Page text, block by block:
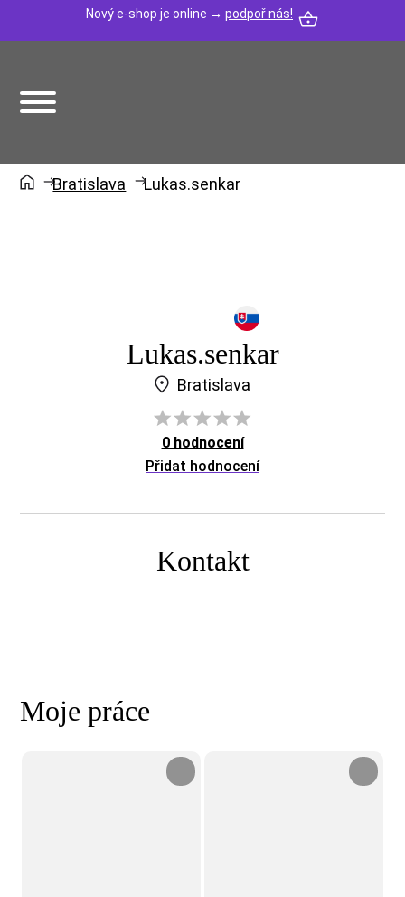
Nový e-shop je online → podpoř nás!
Bratislava Lukas.senkar
Lukas.senkar
Bratislava
0 hodnocení
Přidat hodnocení
Kontakt
Moje práce